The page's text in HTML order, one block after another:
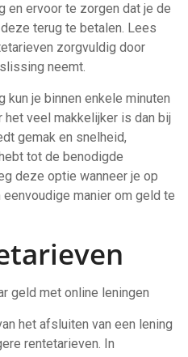
en ervoor te zorgen dat je de
terug te betalen. Lees
zorgvuldig door
neemt.
kun je binnen enkele minuten
het veel makkelijker is dan bij
gemak en snelheid,
tot de benodigde
deze optie wanneer je op
manier om geld te
geld met online leningen
het afsluiten van een lening
rentetarieven. In